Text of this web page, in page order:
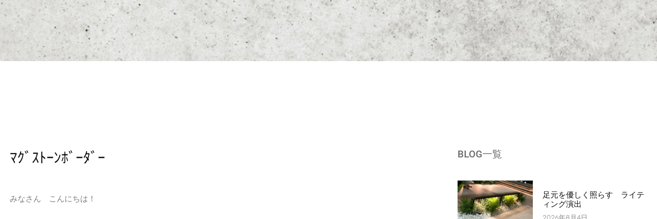
ﾏｸﾞｽﾄｰﾝﾎﾞｰﾀﾞｰ
みなさん こんにちは！
BLOG一覧
足元を優しく照らす ライテ
ィング演出